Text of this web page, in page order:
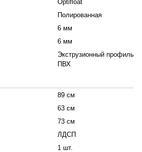
Optifloat
Полированная
6 мм
6 мм
Экструзионный профиль
ПВХ
89 см
63 см
73 см
ЛДСП
1 шт.